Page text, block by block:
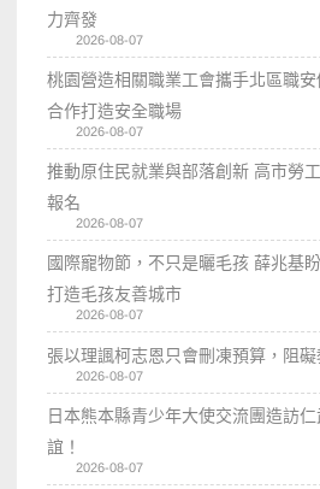
力齊發
2026-08-07
桃園營造相關職業工會攜手北區職
合作打造安全職場
2026-08-07
推動原住民就業與部落創新 高市勞
報名
2026-08-07
國際寵物節，不只是曬毛孩 薛兆基
打造毛孩友善城市
2026-08-07
張以理諷柯志恩只會刪凍預算，阻
2026-08-07
日本熊本縣青少年大使交流團造訪
誼！
2026-08-07